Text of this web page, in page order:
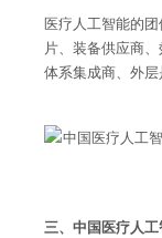
医疗人工智能的
片、装备供应商
体系集成商、外层
三、中国医疗人